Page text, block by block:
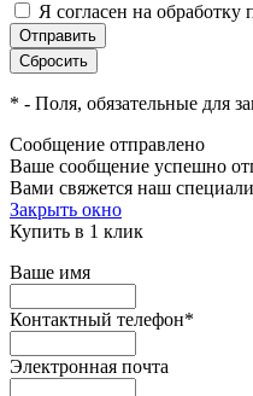
Я согласен на
* - Поля, обязательные для
Сообщение отправлено
Ваше сообщение успешно
Вами свяжется наш
Закрыть окно
Купить в 1 клик
Ваше имя
Контактный телефон*
Электронная почта